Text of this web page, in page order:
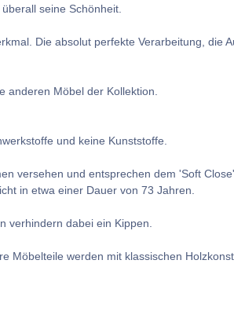
seine Schönheit.
Die absolut perfekte Verarbeitung, die
anderen Möbel der Kollektion.
und keine Kunststoffe.
versehen und entsprechen dem 'Soft
in etwa einer Dauer von 73 Jahren.
verhindern dabei ein Kippen.
Möbelteile werden mit klassischen